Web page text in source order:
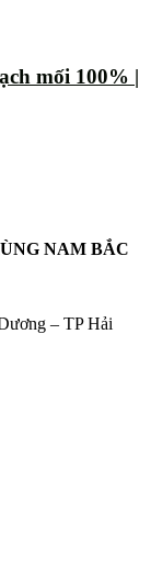
mối 100% |
NAM BẮC
– TP Hải